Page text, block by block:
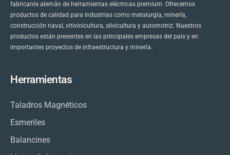
fabricante alemán de herramientas eléctricas premium. Ofrecemos
productos de calidad para industrias como metalurgia, minería,
construcción naval, vitivinicultura, silvicultura y automotriz. Nuestros
productos están presentes en las principales empresas del país y en
importantes proyectos de infraestructura y minería.
Herramientas
Taladros Magnéticos
Esmeriles
Balancines